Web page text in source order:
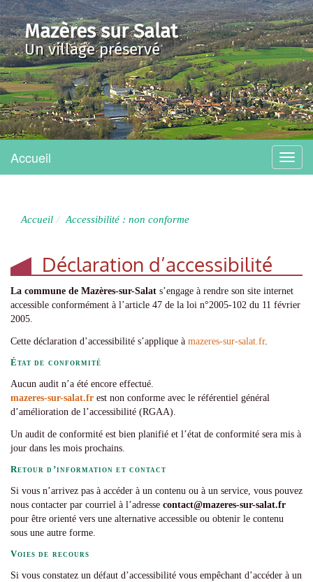
Mazères sur Salat
Un village préservé
Menu
Accueil
Accueil Accessibilité : non conforme
Déclaration d’accessibilité
La commune de Mazères-sur-Salat s’engage à rendre son site internet
accessible conformément à l’article 47 de la loi n°2005-102 du 11 février
2005.
Cette déclaration d’accessibilité s’applique à mazeres-sur-salat.fr.
État de conformité
Aucun audit n’a été encore effectué.
mazeres-sur-salat.fr est non conforme avec le référentiel général
d’amélioration de l’accessibilité (RGAA).
Un audit de conformité est bien planifié et l’état de conformité sera mis à
jour dans les mois prochains.
Retour d’information et contact
Si vous n’arrivez pas à accéder à un contenu ou à un service, vous pouvez
nous contacter par courriel à l’adresse contact@mazeres-sur-salat.fr
pour être orienté vers une alternative accessible ou obtenir le contenu
sous une autre forme.
Voies de recours
Si vous constatez un défaut d’accessibilité vous empêchant d’accéder à un